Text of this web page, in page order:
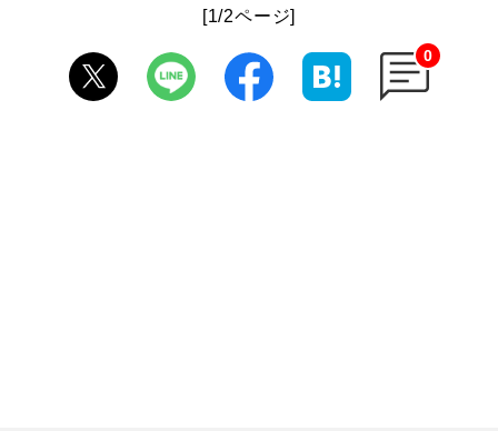
[1/2ページ]
0